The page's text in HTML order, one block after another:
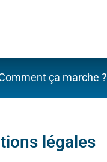
ça marche ?
légales